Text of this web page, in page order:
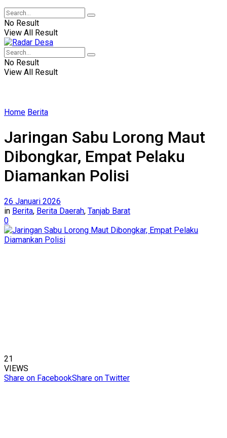
No Result
View All Result
No Result
View All Result
Home Berita
Jaringan Sabu Lorong Maut
Dibongkar, Empat Pelaku
Diamankan Polisi
26 Januari 2026
in Berita, Berita Daerah, Tanjab Barat
0
21
VIEWS
Share on FacebookShare on Twitter